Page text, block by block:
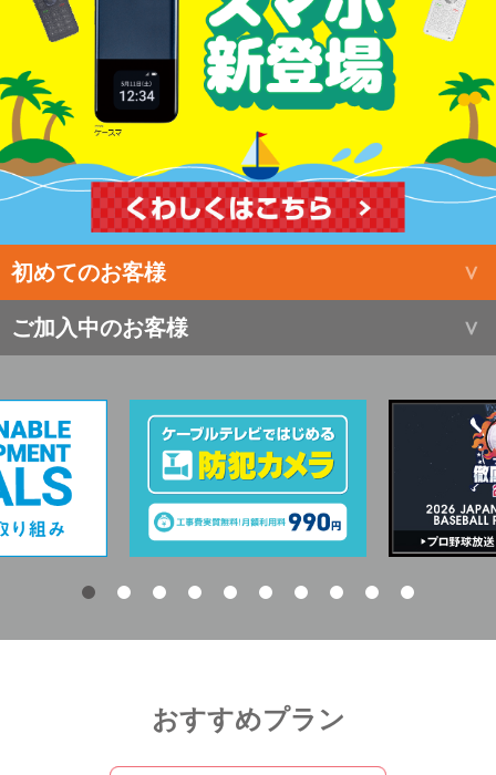
初めてのお客様
ご加入中のお客様
おすすめプラン